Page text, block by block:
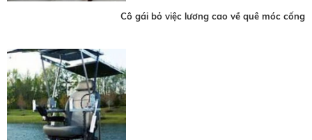
Cô gái bỏ việc lương cao về quê móc cống